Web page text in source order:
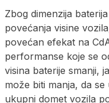
Zbog dimenzija
povećanja visine
povećan efekat na
performanse koje se
visina baterije smanji,
može biti manja, da
ukupni domet vozila